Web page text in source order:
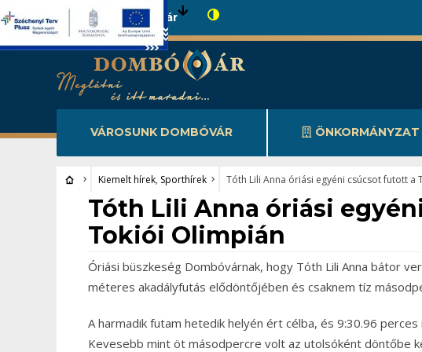
Városunk Dombóvár
VÁROSUNK DOMBÓVÁR ÖNKORMÁNYZAT
Kiemelt hírek, Sporthírek Tóth Lili Anna óriási egyéni csúcsot futott a
Kiemelt hírek•Sporthírek
Tóth Lili Anna óriási
Tokiói Olimpián
Óriási büszkeség Dombóvárnak, hogy Tóth Lili Anna bátor
méteres akadályfutás elődöntőjében és csaknem tíz
A harmadik futam hetedik helyén ért célba, és 9:30.96
Kevesebb mint öt másodpercre volt az utolsóként döntőbe